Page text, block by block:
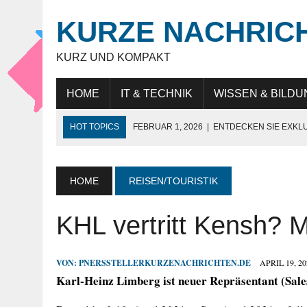
KURZE
KURZ UND KOMPAKT
HOME IT & TECHNIK WISSEN &
HOT TOPICS FEBRUAR 1, 2026 ENTDECKEN SIE
JULI 9, 2025 | WARUM DAS LEBEN IN DUBAI FÜR EXPATS
MAI 18, 2026 KUNDENBINDUNG IM HANDEL: WIE
HOME REISEN/TOURISTIK
KHL vertritt Kensh?
VON: PNERSSTELLERKURZENACHRICHTEN.DE APRIL 19,
Karl-Heinz Limberg ist neuer Repräsentant